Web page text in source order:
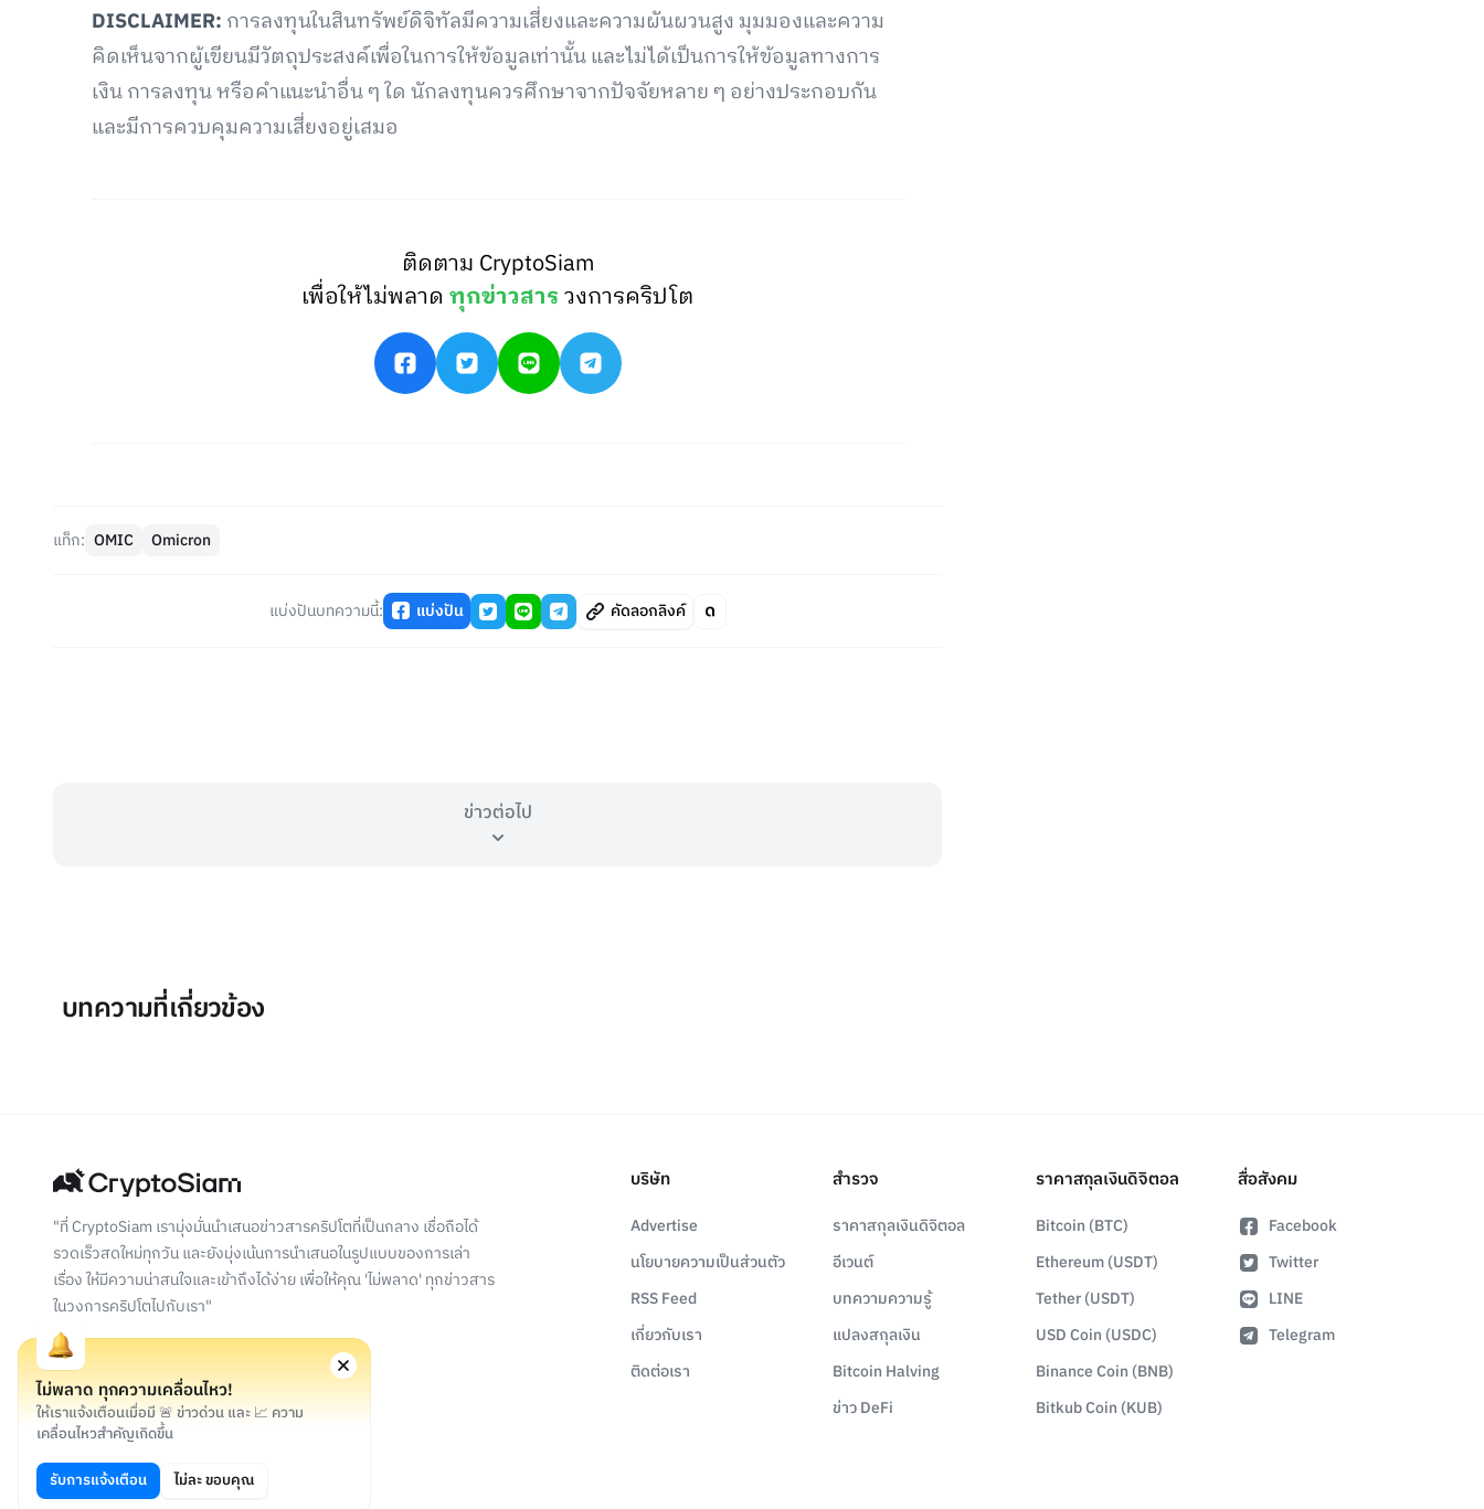
DISCLAIMER: การลงทุนในสินทรัพย์ดิจิทัลมีความเสี่ยงและความผันผวนสูง มุมมองและความ
คิดเห็นจากผู้เขียนมีวัตถุประสงค์เพื่อในการให้ข้อมูลเท่านั้น และไม่ได้เป็นการให้ข้อมูลทางการ
เงิน การลงทุน หรือคำแนะนำอื่น ๆ ใด นักลงทุนควรศึกษาจากปัจจัยหลาย ๆ อย่างประกอบกัน
และมีการควบคุมความเสี่ยงอยู่เสมอ
ติดตาม CryptoSiam
เพื่อให้ไม่พลาดทุกข่าวสารวงการคริปโต
แท็ก: OMIC Omicron
แบ่งปันบทความนี้: แบ่งปัน คัดลอกลิงค์
ข่าวต่อไป
บทความที่เกี่ยวข้อง
"ที่ CryptoSiam เรามุ่งมั่นนำเสนอข่าวสารคริปโตที่เป็นกลาง เชื่อถือได้
รวดเร็วสดใหม่ทุกวัน และยังมุ่งเน้นการนำเสนอในรูปแบบของการเล่า
เรื่อง ให้มีความน่าสนใจและเข้าถึงได้ง่าย เพื่อให้คุณ 'ไม่พลาด' ทุกข่าวสาร
ในวงการคริปโตไปกับเรา"
บริษัท
Advertise
นโยบายความเป็นส่วนตัว
RSS Feed
เกี่ยวกับเรา
ติดต่อเรา
สำรวจ
ราคาสกุลเงินดิจิตอล
อีเวนต์
บทความความรู้
แปลงสกุลเงิน
Bitcoin Halving
ข่าว DeFi
ราคาสกุลเงินดิจิตอล
Bitcoin (BTC)
Ethereum (USDT)
Tether (USDT)
USD Coin (USDC)
Binance Coin (BNB)
Bitkub Coin (KUB)
สื่อสังคม
Facebook
Twitter
LINE
Telegram
©2026สงวนลิขสิทธิ์
ไม่พลาด ทุกความเคลื่อนไหว!
ให้เราแจ้งเตือนเมื่อมี 🚨 ข่าวด่วน และ 📈 ความ
เคลื่อนไหวสำคัญเกิดขึ้น
รับการแจ้งเตือน
ไม่ละ ขอบคุณ